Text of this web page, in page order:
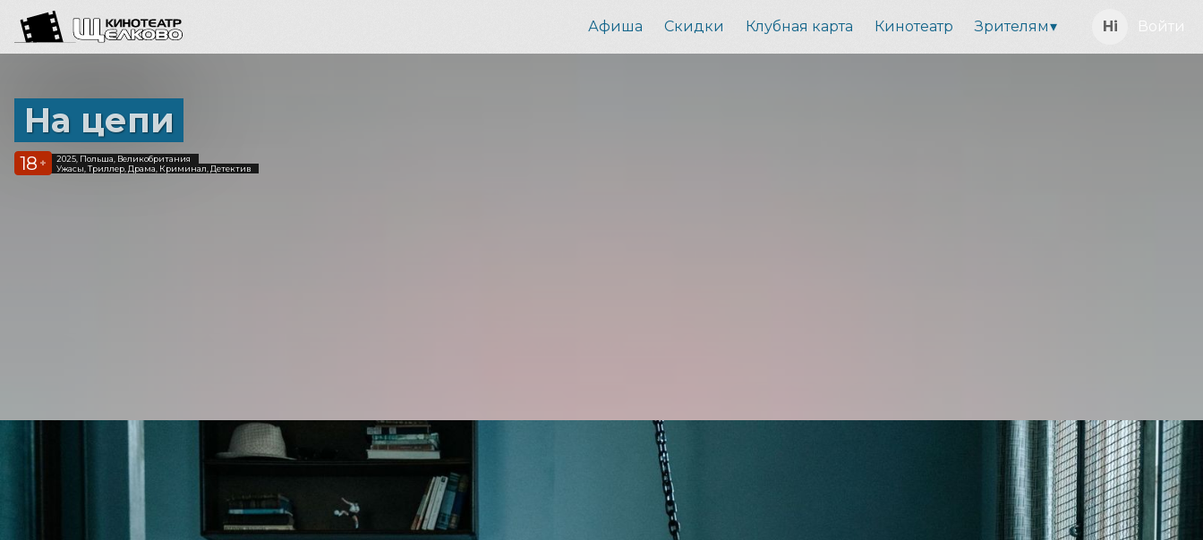
Афиша Скидки Клубная карта Кинотеатр Зрителям Войти
На цепи
18 +
2025, Польша, Великобритания
Ужасы, Триллер, Драма, Криминал, Детектив